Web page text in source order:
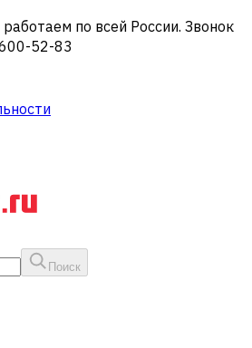
по всей России. Звонок
52-83
Поиск